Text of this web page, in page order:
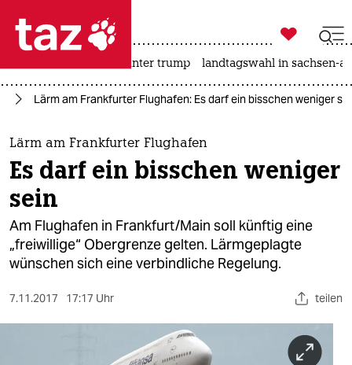
 taz zahl ich
taz zahl ich
themen
politik
öko
gesellschaft
sport

taz zahl ich
usa unter trump landtagswahl in sachsen-
Lärm am Frankfurter Flughafen: Es darf ein bisschen weniger
Lärm am Frankfurter Flughafen
Es darf ein bisschen weniger
sein
Am Flughafen in Frankfurt/Main soll künftig eine
„freiwillige“ Obergrenze gelten. Lärmgeplagte
wünschen sich eine verbindliche Regelung.
7.11.2017 17:17 Uhr teilen